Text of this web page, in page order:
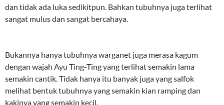
dan tidak ada luka sedikitpun. Bahkan tubuhnya juga terlihat
sangat mulus dan sangat bercahaya.
Bukannya hanya tubuhnya warganet juga merasa kagum
dengan wajah Ayu Ting-Ting yang terlihat semakin lama
semakin cantik. Tidak hanya itu banyak juga yang salfok
melihat bentuk tubuhnya yang semakin kian ramping dan
kakinya yang semakin kecil.